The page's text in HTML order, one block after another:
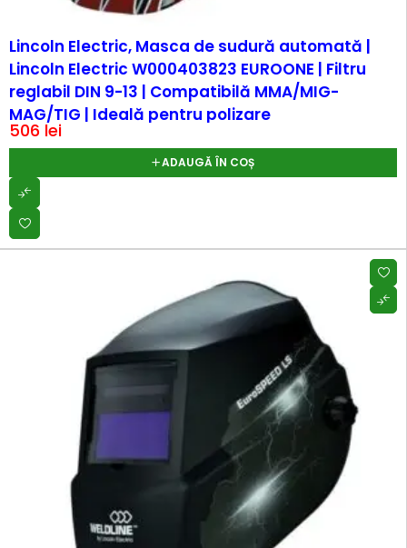
Lincoln Electric, Masca de sudură automată |
Lincoln Electric W000403823 EUROONE | Filtru
reglabil DIN 9-13 | Compatibilă MMA/MIG-
MAG/TIG | Ideală pentru polizare
506 lei
ADAUGĂ ÎN COȘ